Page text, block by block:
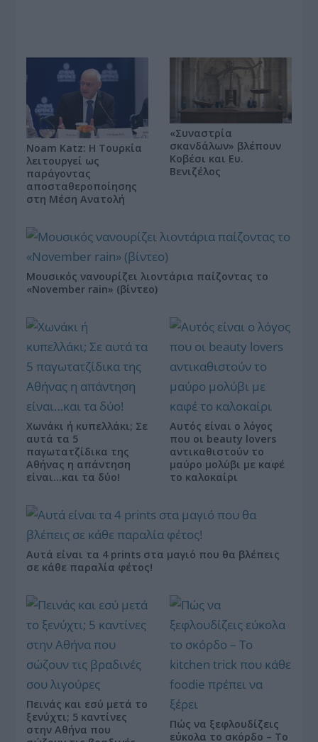
Noam Katz: Η Τουρκία
λειτουργεί ως
παράγοντας
αποσταθεροποίησης
στη Μέση Ανατολή
«Συναστρία
σκανδάλων» βλέπουν
Κοβέσι και Ευ.
Βενιζέλος
Μουσικός νανουρίζει λιοντάρια παίζοντας το
«November rain» (βίντεο)
Χωνάκι ή κυπελλάκι; Σε
αυτά τα 5
παγωτατζίδικα της
Αθήνας η απάντηση
είναι…και τα δύο!
Αυτός είναι ο λόγος
που οι beauty lovers
αντικαθιστούν το
μαύρο μολύβι με καφέ
το καλοκαίρι
Αυτά είναι τα 4 prints στα μαγιό που θα βλέπεις
σε κάθε παραλία φέτος!
Πεινάς και εσύ μετά το
ξενύχτι; 5 καντίνες
στην Αθήνα που
Πώς να ξεφλουδίζεις
εύκολα το σκόρδο – Το